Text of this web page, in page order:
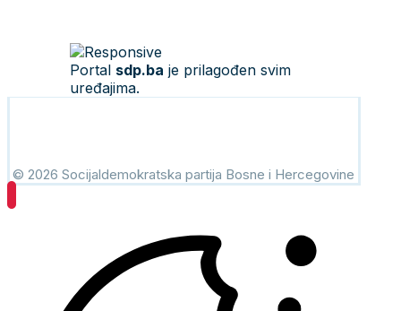
Portal sdp.ba je prilagođen svim
uređajima.
© 2026 Socijaldemokratska partija Bosne i Hercegovine